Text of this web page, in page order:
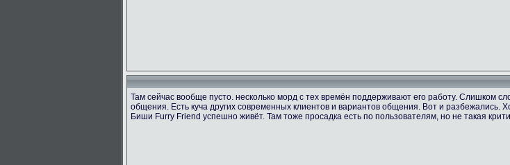
Там сейчас вообще пусто. несколько морд с тех времён поддерживают его работу. Слишком
общения. Есть куча других современных клиентов и вариантов общения. Вот и разбежались.
Биши Furry Friend успешно живёт. Там тоже просадка есть по пользователям, но не такая